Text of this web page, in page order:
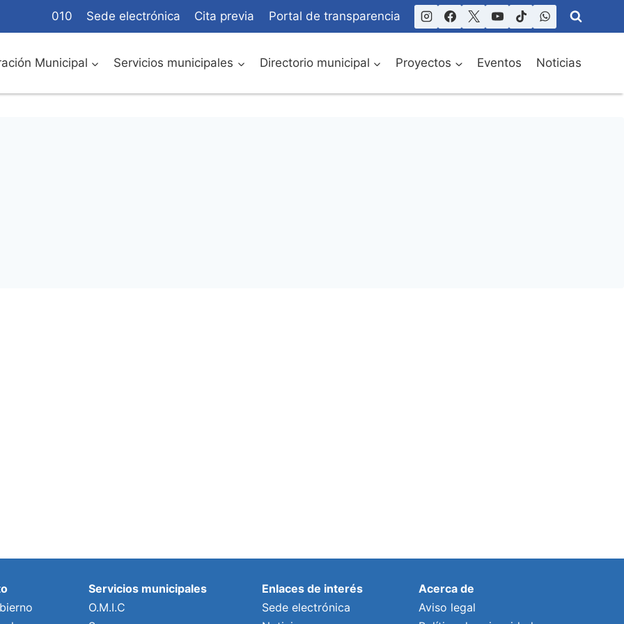
010 Sede electrónica Cita previa Portal de transparencia
Municipal Servicios municipales Directorio municipal Proyectos Eventos Noticias
Servicios municipales
O.M.I.C
Enlaces de interés
Sede electrónica
Acerca de
Aviso legal